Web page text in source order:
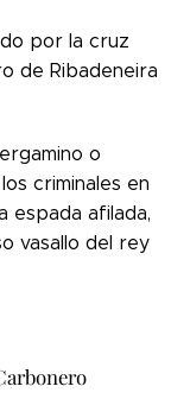
por la cruz
de Ribadeneira
o
criminales en
espada afilada,
vasallo del rey